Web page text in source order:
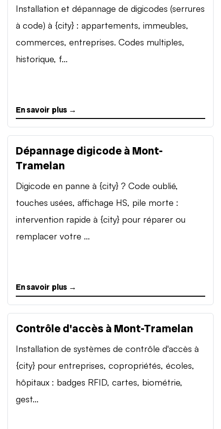
Installation et dépannage de digicodes (serrures
à code) à {city} : appartements, immeubles,
commerces, entreprises. Codes multiples,
historique, f...
En savoir plus →
Dépannage digicode à Mont-
Tramelan
Digicode en panne à {city} ? Code oublié,
touches usées, affichage HS, pile morte :
intervention rapide à {city} pour réparer ou
remplacer votre ...
En savoir plus →
Contrôle d'accès à Mont-Tramelan
Installation de systèmes de contrôle d'accès à
{city} pour entreprises, copropriétés, écoles,
hôpitaux : badges RFID, cartes, biométrie,
gest...